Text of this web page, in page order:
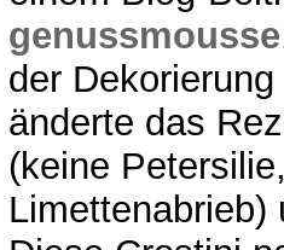
genussmousse
der
änderte das
(keine
Limettenabrieb)